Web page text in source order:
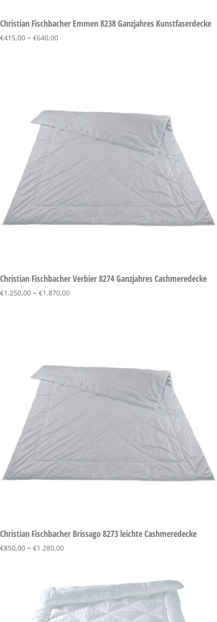
Christian Fischbacher Emmen 8238 Ganzjahres Kunstfaserdecke
€415,00 – €640,00
Christian Fischbacher Verbier 8274 Ganzjahres Cashmeredecke
€1.250,00 – €1.870,00
Christian Fischbacher Brissago 8273 leichte Cashmeredecke
€850,00 – €1.280,00